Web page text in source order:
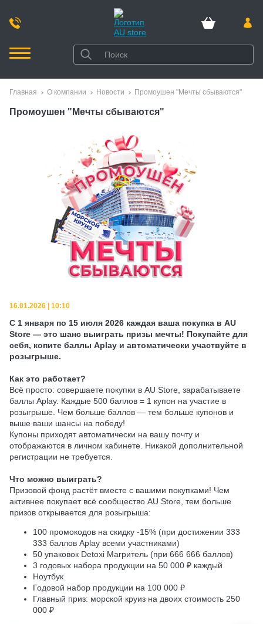
Главная О компании Новости Промоушен "Мечты сбываются"
Промоушен "Мечты сбываются"
16.01.2026 | 10:10
С 1 января по 15 июля 2026 каждая ваша покупка в AU
Store — это шанс выиграть призы мечты! Покупайте для
себя, копите баллы Aplay и автоматически участвуйте в
розыгрыше.
Как это работает?
Всё просто: совершаете покупки в AU Store, зарабатываете
баллы Aplay. Каждые 500 баллов = 1 купон на участие в
розыгрыше. Чем больше баллов — тем больше купонов и
выше ваши шансы на победу!
Купоны приходят автоматически на вашу почту и
отображаются в личном кабинете. Никакой дополнительной
регистрации не требуется.
Что можно выиграть?
Призовой фонд растёт вместе с вашими покупками! Чем
активнее покупает всё сообщество AU Store, тем больше
призов открывается для розыгрыша:
100 промокодов на скидку -15% (при достижении 333
333 баллов Aplay всеми участниками)
50 упаковок Detoxi Магритель (при 666 666 баллов)
3 годовых набора продукции на 50 000 ₽ каждый
Ноутбук
Годовой набор продукции на 100 000 ₽
Главный приз: морской круиз на двоих стоимость 250
000 ₽